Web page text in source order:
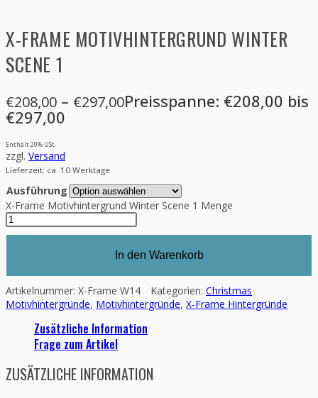
X-FRAME MOTIVHINTERGRUND WINTER
SCENE 1
€208,00 – €297,00Preisspanne: €208,00 bis
€297,00
Enthält 20% USt.
zzgl. Versand
Lieferzeit: ca. 10 Werktage
Ausführung
X-Frame Motivhintergrund Winter Scene 1 Menge
In den Warenkorb
Artikelnummer: X-Frame W14 Kategorien: Christmas
Motivhintergründe, Motivhintergründe, X-Frame Hintergründe
Zusätzliche Information
Frage zum Artikel
ZUSÄTZLICHE INFORMATION